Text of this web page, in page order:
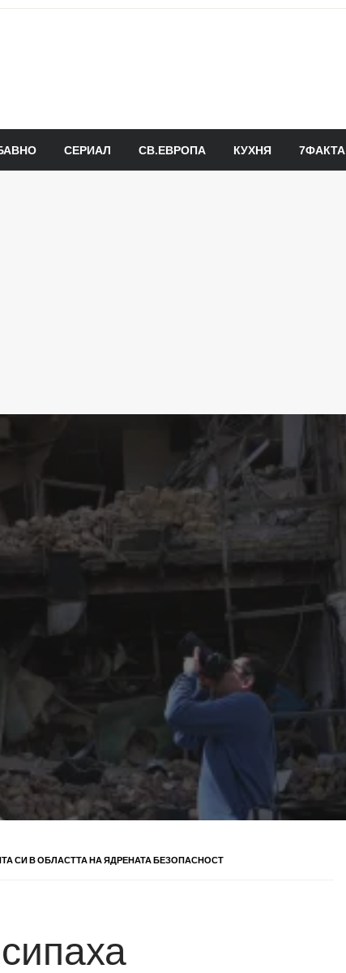
СЕРИАЛ СВ.ЕВРОПА КУХНЯ 7ФАКТА
СИ В ОБЛАСТТА НА ЯДРЕНАТА БЕЗОПАСНОСТ